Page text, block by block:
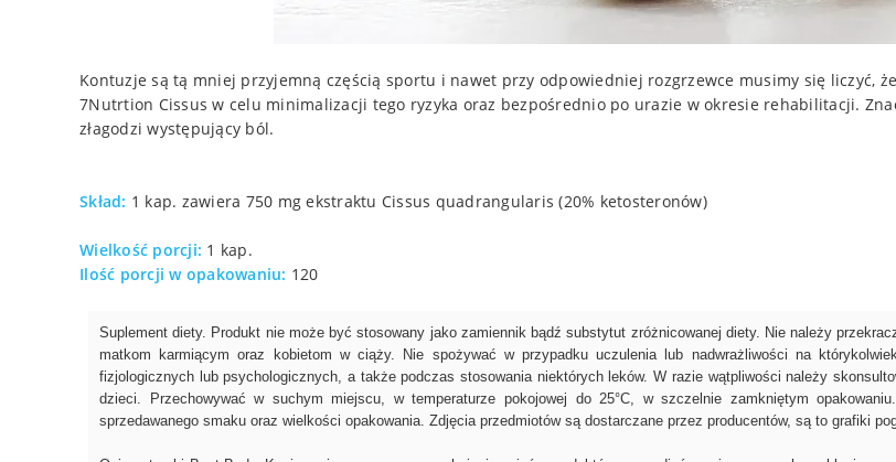
Kontuzje są tą mniej przyjemną częścią sportu i nawet przy odpowiedniej rozgrzewce musimy się liczyć,
7Nutrtion Cissus w celu minimalizacji tego ryzyka oraz bezpośrednio po urazie w okresie rehabilitacji.
złagodzi występujący ból.
Skład: 1 kap. zawiera 750 mg ekstraktu Cissus quadrangularis (20% ketosteronów)
Wielkość porcji: 1 kap.
Ilość porcji w opakowaniu: 120